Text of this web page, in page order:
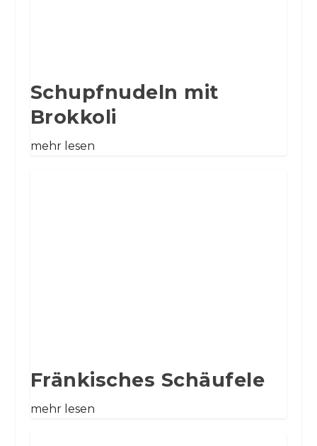
Schupfnudeln mit
Brokkoli
mehr lesen
Fränkisches Schäufele
mehr lesen